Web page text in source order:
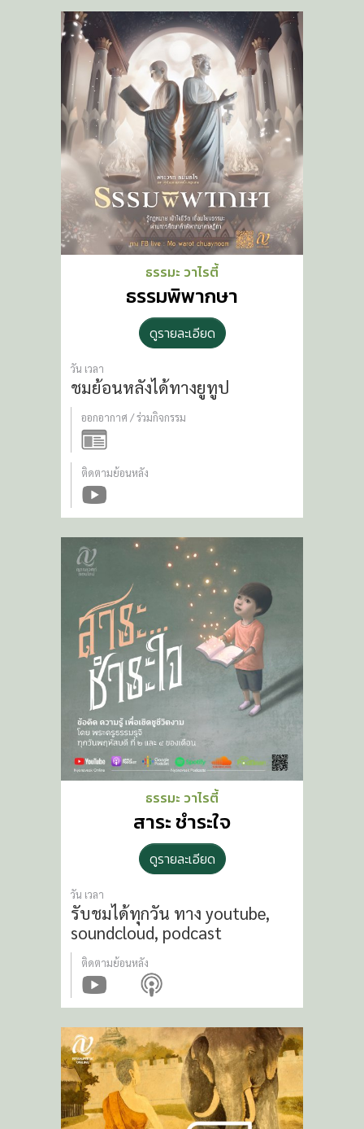
ธรรมะ วาไรตี้
ธรรมพิพากษา
ดูรายละเอียด
วัน เวลา
ชมย้อนหลังได้ทางยูทูป
ออกอากาศ / ร่วมกิจกรรม
ติดตามย้อนหลัง
ธรรมะ วาไรตี้
สาระ ชำระใจ
ดูรายละเอียด
วัน เวลา
รับชมได้ทุกวัน ทาง youtube,
soundcloud, podcast
ติดตามย้อนหลัง